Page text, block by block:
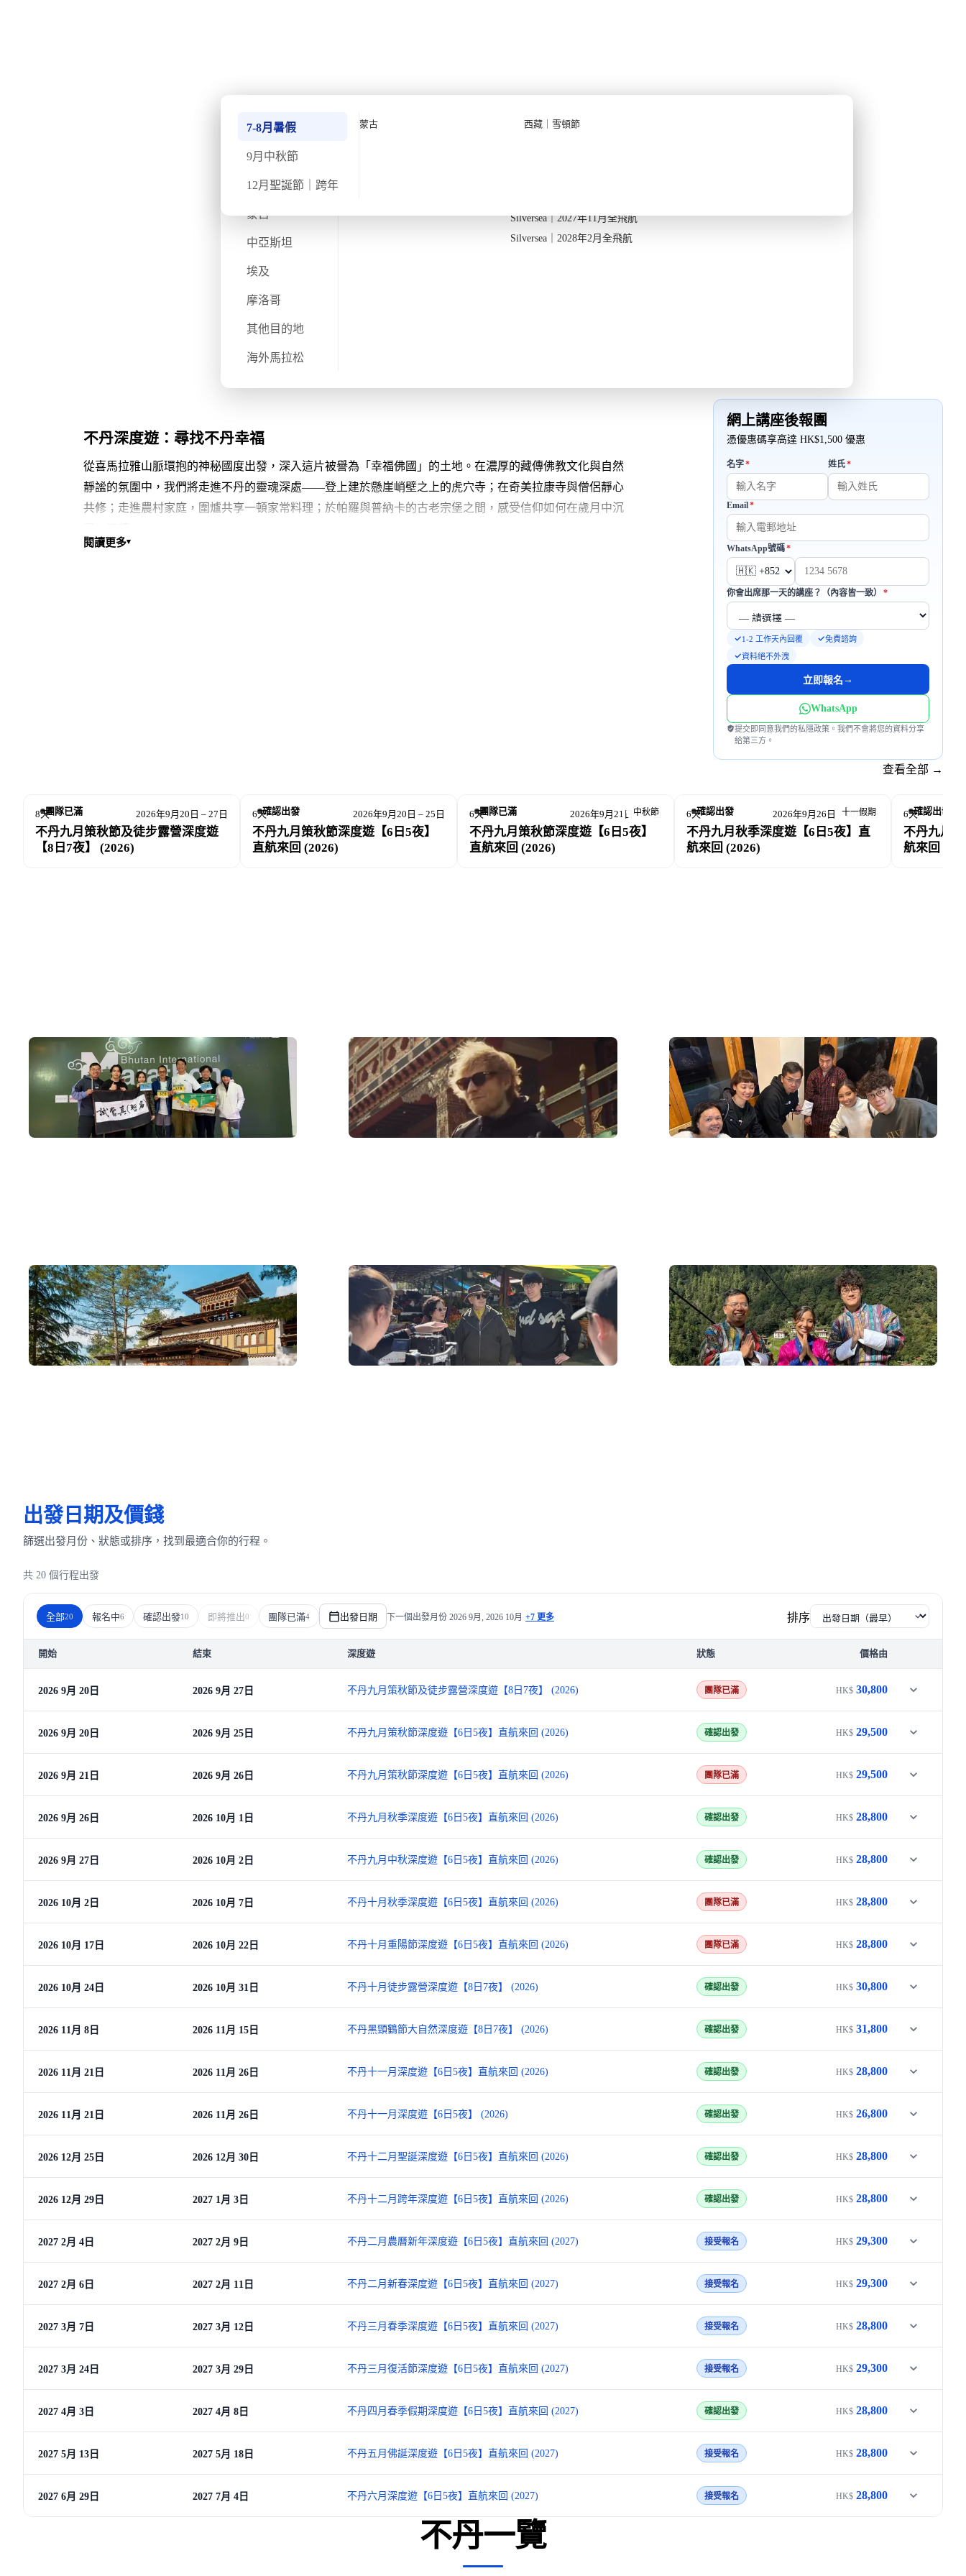
南極
北極
不丹
蒙古
中亞斯坦
埃及
摩洛哥
其他目的地
海外馬拉松
Quark 極地探險先鋒
Quark｜11月初最後召集
Silversea｜2027年11月全飛航
Silversea｜2028年2月全飛航
7-8月暑假
9月中秋節
12月聖誕節｜跨年
蒙古 西藏｜雪頓節
不丹深度遊：尋找不丹幸福
從喜馬拉雅山脈環抱的神秘國度出發，深入這片被譽為「幸福佛國」的土地。在濃厚的藏傳佛教文化與自然
靜謐的氛圍中，我們將走進不丹的靈魂深處——登上建於懸崖峭壁之上的虎穴寺；在奇美拉康寺與僧侶靜心
共修；走進農村家庭，圍爐共享一頓家常料理；於帕羅與普納卡的古老宗堡之間，感受信仰如何在歲月中沉
DeWonder Travel 致力於打造具靈魂溫度的文化旅行，與你一同踏上這段前往「最後的香格里拉」的探索之
旅，尋找屬於你心中的幸福源頭。
閱讀更多▾
網上講座後報團
憑優惠碼享高達 HK$1,500 優惠
名字*必填 姓氏*必填
Email*必填
WhatsApp號碼*必填
你會出席那一天的講座？（內容皆一致） *必填
1-2 工作天內回覆
免費諮詢
資料絕不外洩
立即報名→
WhatsApp
提交即同意我們的私隱政策。我們不會將您的資料分享
給第三方。
查看全部 →
團隊已滿
8天 2026年9月20日 – 27日
不丹九月策秋節及徒步露營深度遊
【8日7夜】 (2026)
確認出發
6天 2026年9月20日 – 25日
不丹九月策秋節深度遊【6日5夜】
直航來回 (2026)
團隊已滿 中秋節
6天 2026年9月21日 – 26日
不丹九月策秋節深度遊【6日5夜】
直航來回 (2026)
確認出發 十一假期
6天 2026年9月26日 – 10月1日
不丹九月秋季深度遊【6日5夜】直
航來回 (2026)
確認出發
6天
不丹九月
航來回
出發日期及價錢
篩選出發月份、狀態或排序，找到最適合你的行程。
共 20 個行程出發
全部20 報名中6 確認出發10 即將推出0 團隊已滿4 出發日期 下一個出發月份 2026 9月, 2026 10月 +7 更多 排序
開始 結束 深度遊 狀態 價格由
2026 9月 20日 2026 9月 27日 不丹九月策秋節及徒步露營深度遊【8日7夜】 (2026) 團隊已滿 HK$ 30,800
2026 9月 20日 2026 9月 25日 不丹九月策秋節深度遊【6日5夜】直航來回 (2026) 確認出發 HK$ 29,500
2026 9月 21日 2026 9月 26日 不丹九月策秋節深度遊【6日5夜】直航來回 (2026) 團隊已滿 HK$ 29,500
2026 9月 26日 2026 10月 1日 不丹九月秋季深度遊【6日5夜】直航來回 (2026) 確認出發 HK$ 28,800
2026 9月 27日 2026 10月 2日 不丹九月中秋深度遊【6日5夜】直航來回 (2026) 確認出發 HK$ 28,800
2026 10月 2日 2026 10月 7日 不丹十月秋季深度遊【6日5夜】直航來回 (2026) 團隊已滿 HK$ 28,800
2026 10月 17日 2026 10月 22日 不丹十月重陽節深度遊【6日5夜】直航來回 (2026) 團隊已滿 HK$ 28,800
2026 10月 24日 2026 10月 31日 不丹十月徒步露營深度遊【8日7夜】 (2026) 確認出發 HK$ 30,800
2026 11月 8日 2026 11月 15日 不丹黑頸鶴節大自然深度遊【8日7夜】 (2026) 確認出發 HK$ 31,800
2026 11月 21日 2026 11月 26日 不丹十一月深度遊【6日5夜】直航來回 (2026) 確認出發 HK$ 28,800
2026 11月 21日 2026 11月 26日 不丹十一月深度遊【6日5夜】 (2026) 確認出發 HK$ 26,800
2026 12月 25日 2026 12月 30日 不丹十二月聖誕深度遊【6日5夜】直航來回 (2026) 確認出發 HK$ 28,800
2026 12月 29日 2027 1月 3日 不丹十二月跨年深度遊【6日5夜】直航來回 (2026) 確認出發 HK$ 28,800
2027 2月 4日 2027 2月 9日 不丹二月農曆新年深度遊【6日5夜】直航來回 (2027) 接受報名 HK$ 29,300
2027 2月 6日 2027 2月 11日 不丹二月新春深度遊【6日5夜】直航來回 (2027) 接受報名 HK$ 29,300
2027 3月 7日 2027 3月 12日 不丹三月春季深度遊【6日5夜】直航來回 (2027) 接受報名 HK$ 28,800
2027 3月 24日 2027 3月 29日 不丹三月復活節深度遊【6日5夜】直航來回 (2027) 接受報名 HK$ 29,300
2027 4月 3日 2027 4月 8日 不丹四月春季假期深度遊【6日5夜】直航來回 (2027) 確認出發 HK$ 28,800
2027 5月 13日 2027 5月 18日 不丹五月佛誕深度遊【6日5夜】直航來回 (2027) 接受報名 HK$ 28,800
2027 6月 29日 2027 7月 4日 不丹六月深度遊【6日5夜】直航來回 (2027) 接受報名 HK$ 28,800
不丹一覽